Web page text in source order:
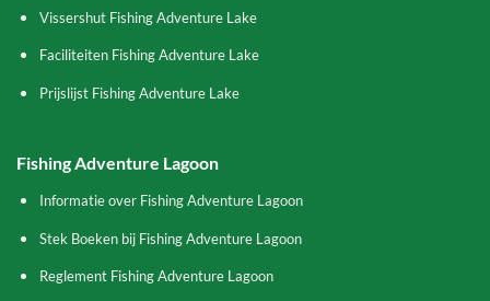
Vissershut Fishing Adventure Lake
Faciliteiten Fishing Adventure Lake
Prijslijst Fishing Adventure Lake
Fishing Adventure Lagoon
Informatie over Fishing Adventure Lagoon
Stek Boeken bij Fishing Adventure Lagoon
Reglement Fishing Adventure Lagoon